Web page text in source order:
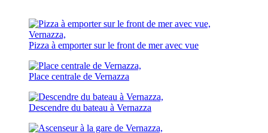
Pizza à emporter sur le front de mer avec vue
Place centrale de Vernazza
Descendre du bateau à Vernazza